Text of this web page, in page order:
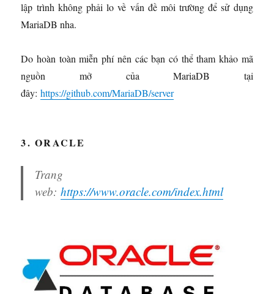
lập trình không phải lo về vấn đề môi trường để sử dụng
MariaDB nha.
Do hoàn toàn miễn phí nên các bạn có thể tham khảo mã
nguồn mở của MariaDB tại
đây:https://github.com/MariaDB/server
3. ORACLE
Trang
web: https://www.oracle.com/index.html